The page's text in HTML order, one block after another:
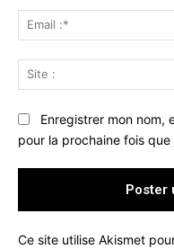
Enregistrer mon nom,
pour la prochaine fois
Ce site utilise Akismet